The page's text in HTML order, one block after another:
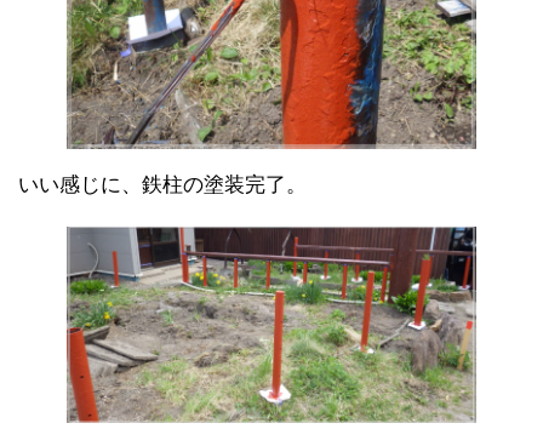
いい感じに、鉄柱の塗装完了。